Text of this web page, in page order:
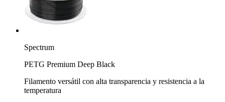
Spectrum
PETG Premium Deep Black
Filamento versátil con alta transparencia y resistencia a la
temperatura